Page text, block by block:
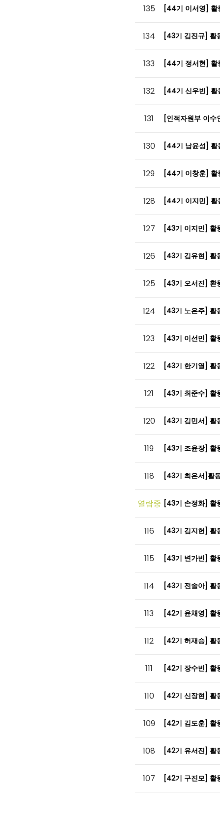
135 [44기 이서영]
134 [43기 김진규] 활
133 [44기 정서현]
132 [44기 신우빈]
131 [인적자원부 이
130 [44기 남윤성]
129 [44기 이창훈]
128 [44기 이지민]
127 [43기 이지민] 활
126 [43기 김유현] 활
125 [43기 오서진] 홛
124 [43기 노은주] 활
123 [43기 이선민] 활
122 [43기 한기열] 활
121 [43기 최준수] 활
120 [43기 김민서] 활
119 [43기 조윤장] 활
118 [43기 최은서]활
열람중 [43기 손정화] 활
116 [43기 김지헌] 활
115 [43기 변가빈] 활
114 [43기 전솔아] 활
113 [42기 윤채영] 활
112 [42기 허재승] 활
111 [42기 장수빈] 활
110 [42기 신장현] 활
109 [42기 김도훈] 활
108 [42기 유서진] 활
107 [42기 구진모] 활